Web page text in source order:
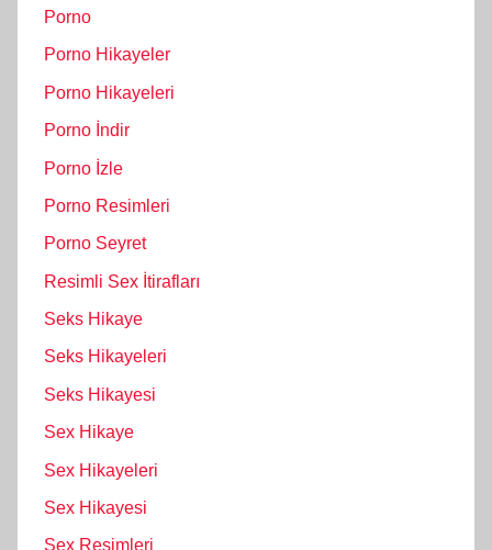
Porno
Porno Hikayeler
Porno Hikayeleri
Porno İndir
Porno İzle
Porno Resimleri
Porno Seyret
Resimli Sex İtirafları
Seks Hikaye
Seks Hikayeleri
Seks Hikayesi
Sex Hikaye
Sex Hikayeleri
Sex Hikayesi
Sex Resimleri